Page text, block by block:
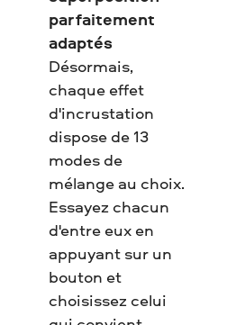
parfaitement
adaptés
Désormais,
chaque effet
d'incrustation
dispose de 13
modes de
mélange au choix.
Essayez chacun
d'entre eux en
appuyant sur un
bouton et
choisissez celui